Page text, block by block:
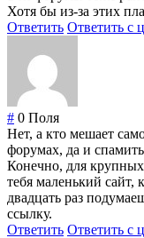
Хотя бы из-за этих
Ответить Ответить с
# 0 Поля
Нет, а кто мешает
форумах, да и
Конечно, для
тебя маленький сайт,
двадцать раз
ссылку.
Ответить Ответить с